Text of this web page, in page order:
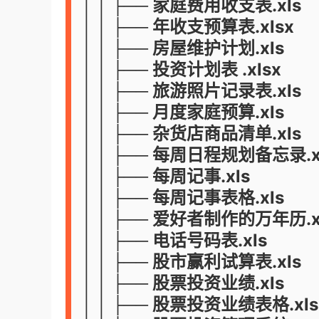
│ │ ├── 家庭费用收支表.xls
│ │ ├── 年收支预算表.xlsx
│ │ ├── 房屋维护计划.xls
│ │ ├── 投资计划表 .xlsx
│ │ ├── 旅游照片记录表.xls
│ │ ├── 月度家庭预算.xls
│ │ ├── 杂货店商品清单.xls
│ │ ├── 每周日程规划备忘录
│ │ ├── 每周记事.xls
│ │ ├── 每周记事表格.xls
│ │ ├── 爱好者制作的万年历
│ │ ├── 电话号码表.xls
│ │ ├── 股市赢利试算表.xls
│ │ ├── 股票投资业绩.xls
│ │ ├── 股票投资业绩表格.xls